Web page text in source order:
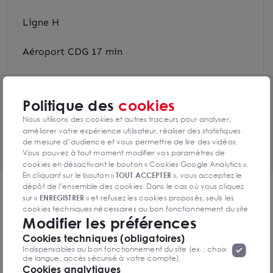
Ligne H
Aéroport CDG 17 min
Toutes les surfaces disponibles
6 lots de 1812m² à 3678m² disponibles
Voir le tableau complet
DPE & GES
Diagnostic de performance énergétique
Politique des cookies
Nous utilisons des cookies et autres traceurs pour analyser,
améliorer votre expérience utilisateur, réaliser des statistiques
de mesure d’audience et vous permettre de lire des vidéos.
Vous pouvez à tout moment modifier vos paramètres de
cookies en désactivant le bouton « Cookies Google Analytics ».
En cliquant sur le bouton «TOUT ACCEPTER», vous acceptez le
dépôt de l’ensemble des cookies. Dans le cas où vous cliquez
sur « ENREGISTRER» et refusez les cookies proposés, seuls les
cookies techniques nécessaires au bon fonctionnement du site
seront déposés. Pour plus d’informations, vous pouvez consulter
la page«Protection des données à caractère
personnel ».Lorsque vous naviguez sur notre site internet, il
peut être amenée à déposer des cookies. Vous avez la
possibilité de désactiver les cookies, ces réglages ne seront
Modifier les préférences
Cookies techniques (obligatoires)
Indispensables au bon fonctionnement du site (ex. : choix
de langue, accès sécurisé à votre compte).
Cookies analytiques